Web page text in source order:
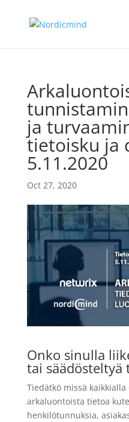
ja
tietoisku ja
5.11.2020
Oct 27, 2020
Onko sinulla
tai säädösteltyä
Tiedätkö missä
arkaluontoista tietoa
henkilötunnuksia,